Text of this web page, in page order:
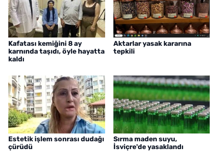
Kafatası kemiğini 8 ay
karnında taşıdı, öyle hayatta
kaldı
Aktarlar yasak kararına
tepkili
Estetik işlem sonrası dudağı
çürüdü
Sırma maden suyu,
İsviçre'de yasaklandı